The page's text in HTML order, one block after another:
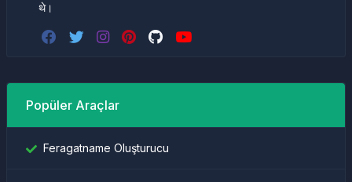
थे।
Popüler Araçlar
Feragatname Oluşturucu